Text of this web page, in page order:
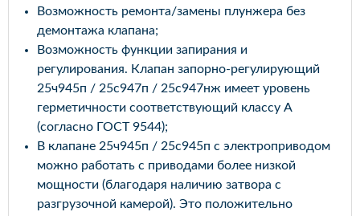
Возможность ремонта/замены плунжера без
демонтажа клапана;
Возможность функции запирания и
регулирования. Клапан запорно-регулирующий
25ч945п / 25с947п / 25с947нж имеет уровень
герметичности соответствующий классу А
(согласно ГОСТ 9544);
В клапане 25ч945п / 25с945п с электроприводом
можно работать с приводами более низкой
мощности (благодаря наличию затвора с
разгрузочной камерой). Это положительно